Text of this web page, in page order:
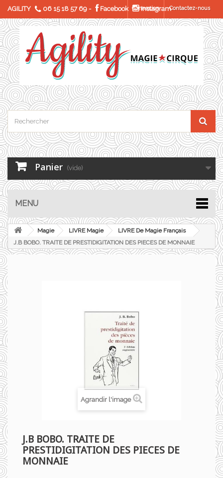
AGILITY 06 15 18 57 69 - Facebook InstagramContactez-nous
Connexion
Panier (vide)
MENU
Magie LIVRE Magie
LIVRE De Magie Français
J.B BOBO. TRAITE DE PRESTIDIGITATION DES PIECES DE MONNAIE
Agrandir l'image
J.B BOBO. TRAITE DE
PRESTIDIGITATION DES PIECES DE
MONNAIE